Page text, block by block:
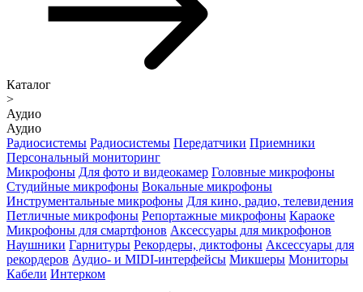
Каталог
>
Аудио
Аудио
Радиосистемы Радиосистемы Передатчики Приемники
Персональный мониторинг
Микрофоны Для фото и видеокамер Головные микрофоны
Студийные микрофоны Вокальные микрофоны
Инструментальные микрофоны Для кино, радио, телевидения
Петличные микрофоны Репортажные микрофоны Караоке
Микрофоны для смартфонов Аксессуары для микрофонов
Наушники Гарнитуры Рекордеры, диктофоны Аксессуары для
рекордеров Аудио- и MIDI-интерфейсы Микшеры Мониторы
Кабели Интерком